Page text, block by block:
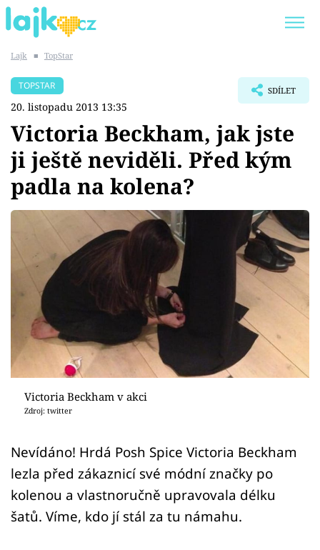
SHOPAHOLICADEL
Témata
Showbyznys
Youtubeři
Virály
Sex a vztahy
Videa
Sledujte prima+
Sledujte nás
Lajk ■ TopStar
TOPSTAR
20. listopadu 2013 13:35
SDÍLET
Victoria Beckham, jak jste
ji ještě neviděli. Před kým
padla na kolena?
Victoria Beckham v akci
Zdroj: twitter
Nevídáno! Hrdá Posh Spice Victoria Beckham
lezla před zákaznicí své módní značky po
kolenou a vlastnoručně upravovala délku
šatů. Víme, kdo jí stál za tu námahu.